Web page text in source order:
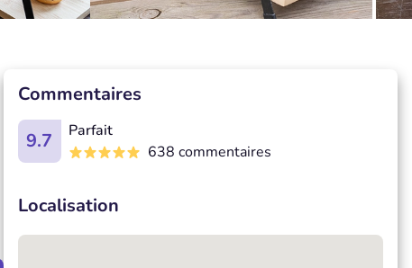
Commentaires
9.7
Parfait
638 commentaires
Localisation